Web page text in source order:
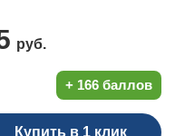
руб.
+ 166 баллов
Купить в 1 клик